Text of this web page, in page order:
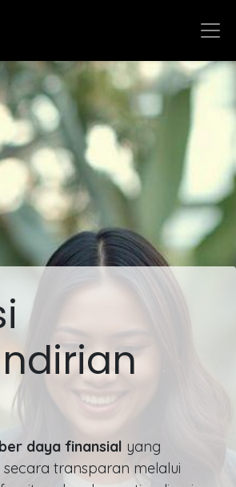
daya finansial yang
transparan melalui